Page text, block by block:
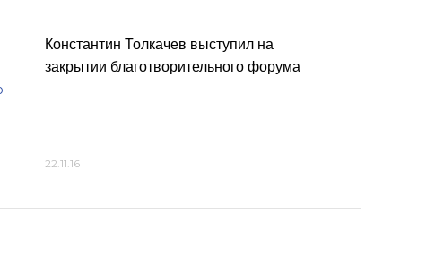
Константин Толкачев выступил на
закрытии благотворительного форума
22.11.16